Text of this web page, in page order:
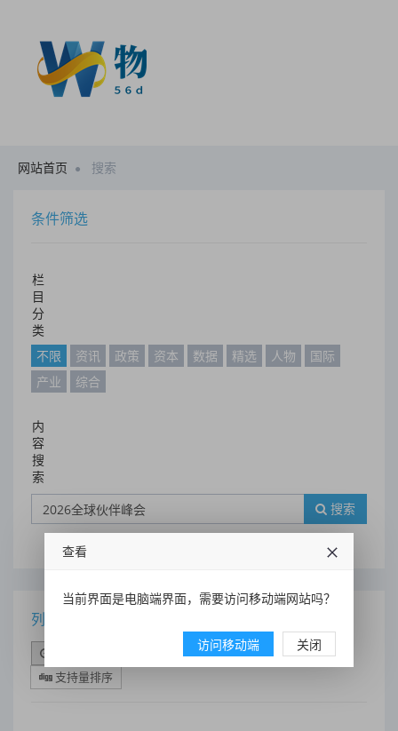
网站首页 搜索
条件筛选
栏
目
分
类
不限
资讯 政策 资本 数据 精选 人物
国际
产业
综合
内
容
搜
索
搜索
列表
评论排序
评分排序
支持量排序
查看
当前界面是电脑端界面，需要访问移动端网站吗？
访问移动端 关闭